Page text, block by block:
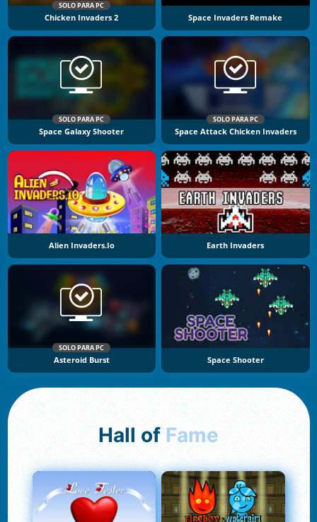
SOLO PARA PC
Chicken Invaders 2 Space Invaders Remake
SOLO PARA PC
Space Galaxy Shooter
SOLO PARA PC
Space Attack Chicken Invaders
Alien Invaders.io Earth Invaders
SOLO PARA PC
Asteroid Burst Space Shooter
Hall of Fame